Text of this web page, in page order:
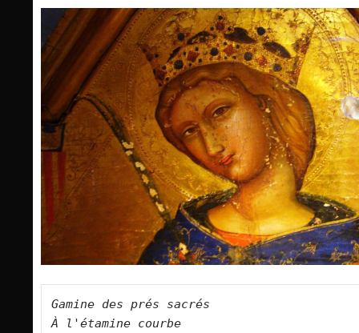
Gamine des prés sacrés
À l'étamine courbe